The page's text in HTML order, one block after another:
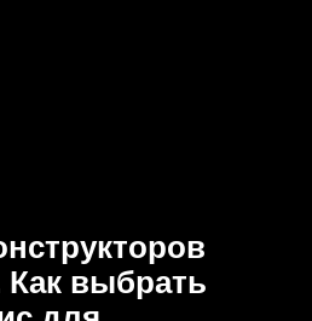
Как выбрать